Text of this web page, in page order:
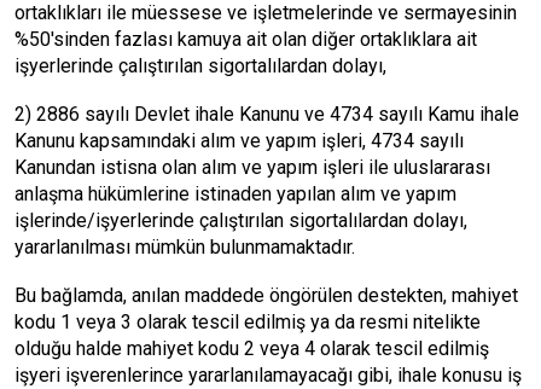
ortaklıkları ile müessese ve işletmelerinde ve sermayesinin
%50'sinden fazlası kamuya ait olan diğer ortaklıklara ait
işyerlerinde çalıştırılan sigortalılardan dolayı,
2) 2886 sayılı Devlet ihale Kanunu ve 4734 sayılı Kamu ihale
Kanunu kapsamındaki alım ve yapım işleri, 4734 sayılı
Kanundan istisna olan alım ve yapım işleri ile uluslararası
anlaşma hükümlerine istinaden yapılan alım ve yapım
işlerinde/işyerlerinde çalıştırılan sigortalılardan dolayı,
yararlanılması mümkün bulunmamaktadır.
Bu bağlamda, anılan maddede öngörülen destekten, mahiyet
kodu 1 veya 3 olarak tescil edilmiş ya da resmi nitelikte
olduğu halde mahiyet kodu 2 veya 4 olarak tescil edilmiş
işyeri işverenlerince yararlanılamayacağı gibi, ihale konusu iş